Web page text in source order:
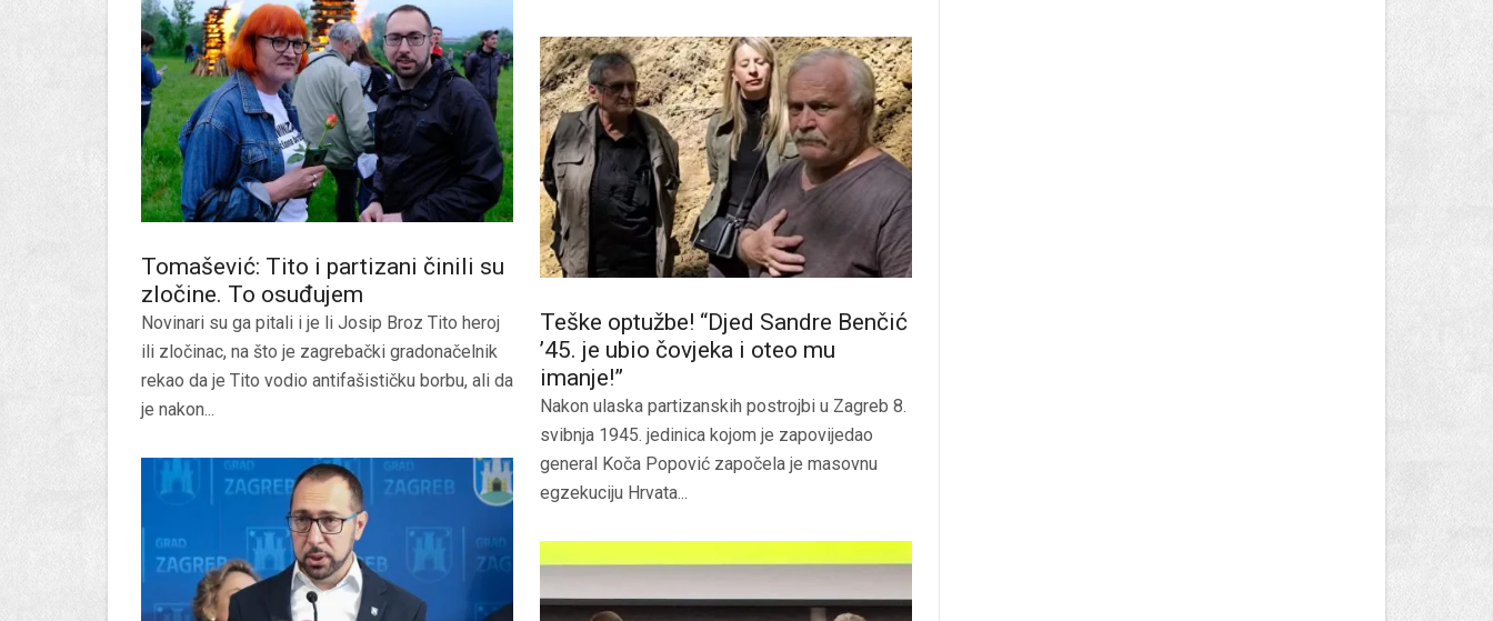
Tomašević: Tito i partizani činili su
zločine. To osuđujem
Novinari su ga pitali i je li Josip Broz Tito heroj
ili zločinac, na što je zagrebački gradonačelnik
rekao da je Tito vodio antifašističku borbu, ali da
je nakon...
Teške optužbe! “Djed Sandre Benčić
’45. je ubio čovjeka i oteo mu
imanje!”
Nakon ulaska partizanskih postrojbi u Zagreb 8.
svibnja 1945. jedinica kojom je zapovijedao
general Koča Popović započela je masovnu
egzekuciju Hrvata...